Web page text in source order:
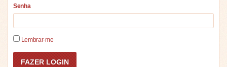
Senha
Lembrar-me